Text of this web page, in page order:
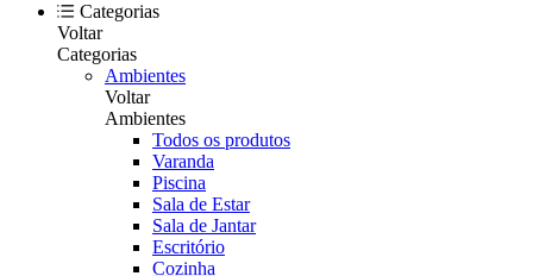
Categorias
Voltar
Categorias
Ambientes
Voltar
Ambientes
Todos os produtos
Varanda
Piscina
Sala de Estar
Sala de Jantar
Escritório
Cozinha